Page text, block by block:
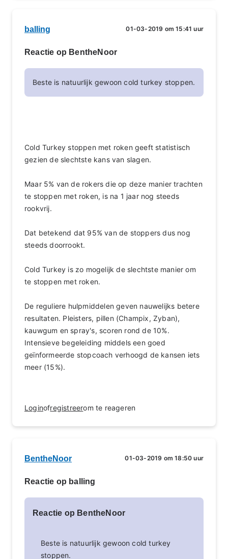
balling 01-03-2019 om 15:41 uur
Reactie op BentheNoor
Beste is natuurlijk gewoon cold turkey stoppen.
Cold Turkey stoppen met roken geeft statistisch
gezien de slechtste kans van slagen.
Maar 5% van de rokers die op deze manier trachten
te stoppen met roken, is na 1 jaar nog steeds
rookvrij.
Dat betekend dat 95% van de stoppers dus nog
steeds doorrookt.
Cold Turkey is zo mogelijk de slechtste manier om
te stoppen met roken.
De reguliere hulpmiddelen geven nauwelijks betere
resultaten. Pleisters, pillen (Champix, Zyban),
kauwgum en spray's, scoren rond de 10%.
Intensieve begeleiding middels een goed
geïnformeerde stopcoach verhoogd de kansen iets
meer (15%).
Loginofregistreerom te reageren
BentheNoor 01-03-2019 om 18:50 uur
Reactie op balling
Reactie op BentheNoor
Beste is natuurlijk gewoon cold turkey
stoppen.